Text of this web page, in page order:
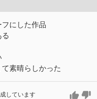
にした作品
素晴らしかった
しています